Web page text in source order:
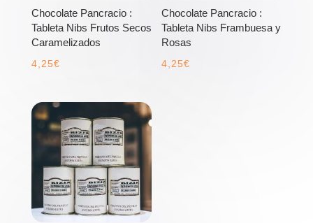
Chocolate Pancracio :
Tableta Nibs Frutos Secos
Caramelizados
4,25€
Chocolate Pancracio :
Tableta Nibs Frambuesa y
Rosas
4,25€